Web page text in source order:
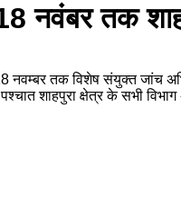
नवंबर तक
तक विशेष संयुक्त जांच
शाहपुरा क्षेत्र के सभी